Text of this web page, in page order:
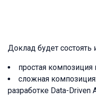
Доклад будет состоять
простая композиция
сложная
разработке Data-Driven